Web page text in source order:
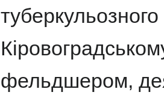
фельдшером,